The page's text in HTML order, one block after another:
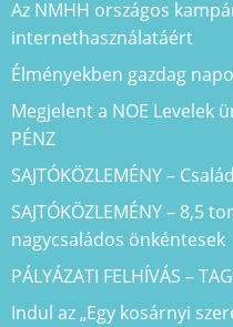
Az NMHH országos
internethasználatáért
Élményekben gazdag
Megjelent a NOE Levelek
PÉNZ
SAJTÓKÖZLEMÉNY –
SAJTÓKÖZLEMÉNY – 8,5
nagycsaládos önkéntesek
PÁLYÁZATI FELHÍVÁS –
Indul az „Egy kosárnyi